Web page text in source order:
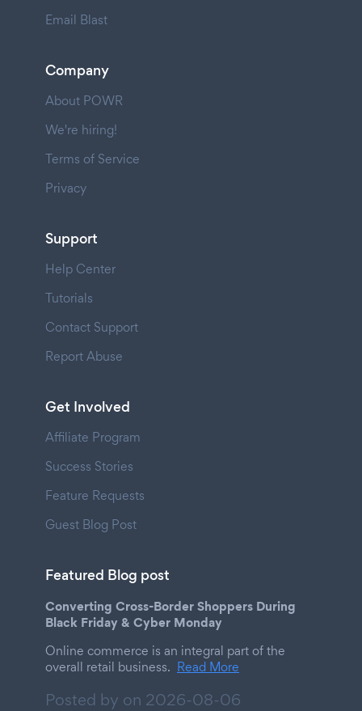
Email Blast
Company
About POWR
We're hiring!
Terms of Service
Privacy
Support
Help Center
Tutorials
Contact Support
Report Abuse
Get Involved
Affiliate Program
Success Stories
Feature Requests
Guest Blog Post
Featured Blog post
Converting Cross-Border Shoppers During
Black Friday & Cyber Monday
Online commerce is an integral part of the
overall retail business. Read More
Posted by on 2026-08-06